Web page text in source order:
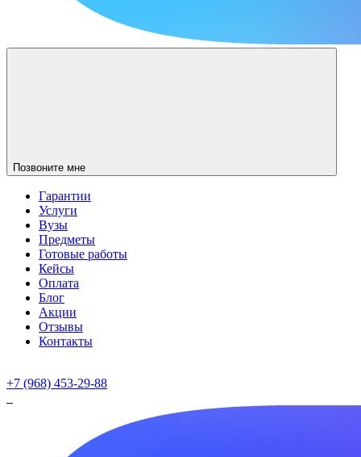
Позвоните мне
Гарантии
Услуги
Вузы
Предметы
Готовые работы
Кейсы
Оплата
Блог
Акции
Отзывы
Контакты
+7 (968) 453-29-88